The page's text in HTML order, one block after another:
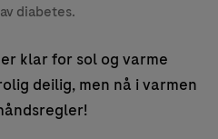
diabetes.
klar for sol og varme
deilig, men nå i varmen